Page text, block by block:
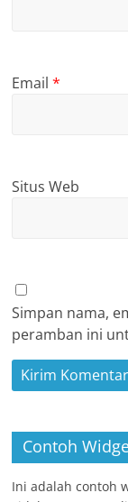
Email*
Situs Web
Simpan nama,
peramban ini
Contoh
Ini adalah contoh